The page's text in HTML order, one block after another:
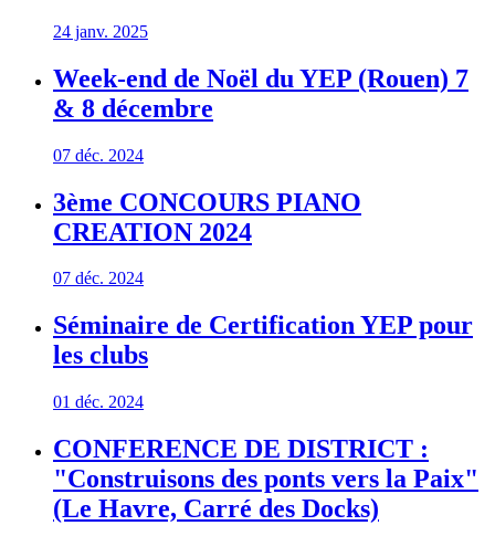
24 janv. 2025
Week-end de Noël du YEP (Rouen) 7
& 8 décembre
07 déc. 2024
3ème CONCOURS PIANO
CREATION 2024
07 déc. 2024
Séminaire de Certification YEP pour
les clubs
01 déc. 2024
CONFERENCE DE DISTRICT :
"Construisons des ponts vers la Paix"
(Le Havre, Carré des Docks)